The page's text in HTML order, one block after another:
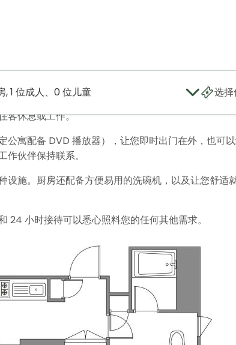
1 客房, 1 位成人、0 位儿童 选
代化的便利设施，让银座旅客尽享优质的住宿体验
客休息或工作。
寓配备 DVD 播放器），让您即时出门在外，也可
伙伴保持联系。
施。厨房还配备方便易用的洗碗机，以及让您舒适
24 小时接待可以悉心照料您的任何其他需求。